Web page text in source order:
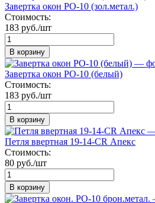
Завертка окон РО-10 (зол.метал.)
Стоимость:
183 руб./шт
В корзину
Завертка окон РО-10 (белый)
Стоимость:
183 руб./шт
В корзину
Петля ввертная 19-14-CR Апекс
Стоимость:
80 руб./шт
В корзину